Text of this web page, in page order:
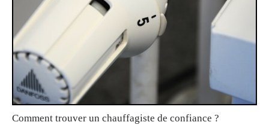
Comment trouver un chauffagiste de confiance ?